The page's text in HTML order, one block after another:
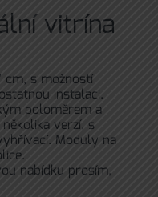
vitrína
cm, s možností
instalaci.
poloměrem a
verzí, s
Moduly na
nabídku prosím,